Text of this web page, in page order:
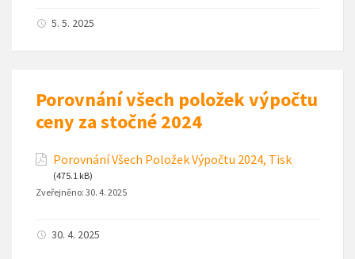
5. 5. 2025
Porovnání všech položek výpočtu
ceny za stočné 2024
Porovnání Všech Položek Výpočtu 2024, Tisk
(475.1 kB)
Zveřejněno: 30. 4. 2025
30. 4. 2025